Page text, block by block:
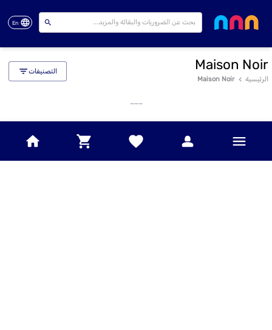
En
Maison Noir
الرئيسية Maison Noir
التصنيفات